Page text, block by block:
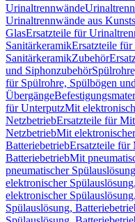
Urinaltrennwände
Urinaltrennwände aus
GlasErsatzteile für
SanitärkeramikErsatzteile
SanitärkeramikZubehör
und Siphonzubehör
für Spülrohre, Spülbögen und
Übergänge
für UnterputzMit
NetzbetriebErsatzteile für
NetzbetriebMit
BatteriebetriebErsatzteile für
BatteriebetriebMit
pneumatischer Spülauslösung
elektronischer
elektronischer
Spülauslösung,